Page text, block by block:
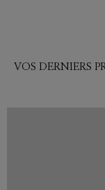
VOS DERNIERS